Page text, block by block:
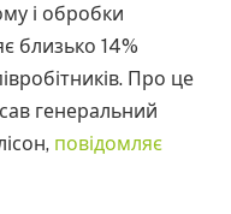
і обробки
близько 14%
Про це
генеральний
повідомляє